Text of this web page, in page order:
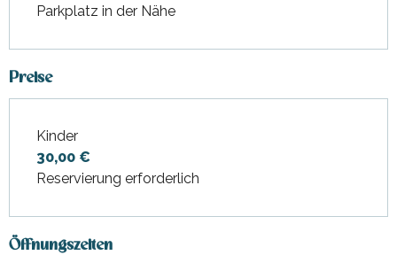
Parkplatz in der Nähe
Preise
Preise 2027
Kinder
30,00 €
Reservierung erforderlich
Öffnungszeiten